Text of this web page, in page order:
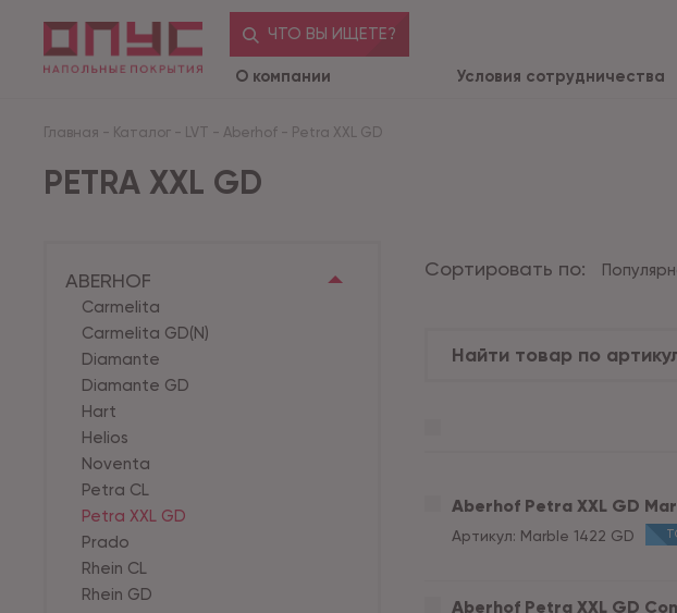
ЧТО ВЫ ИЩЕТЕ?
О компании Условия сотрудничества
Главная - Каталог - LVT - Aberhof - Petra XXL GD
PETRA XXL GD
ABERHOF
Carmelita
Carmelita GD(N)
Diamante
Diamante GD
Hart
Helios
Noventa
Petra CL
Petra XXL GD
Prado
Rhein CL
Rhein GD
Сортировать по:
Aberhof Petra XXL GD
Артикул: Marble 1422 GD
Aberhof Petra XXL GD